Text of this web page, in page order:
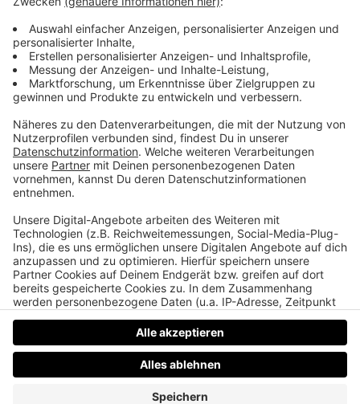
Warum Slash von Guns N‘ Roses fast gestorben
wäre, wie lange vor „Big Brother“ das Zeitalter des
Reality TV begonnen hat und wie man
es schafft, mit den Backstreet Boys in einem Pool
Urlaub zu machen.
DatenschutzImpressumAGBsJobsKontaktWerben